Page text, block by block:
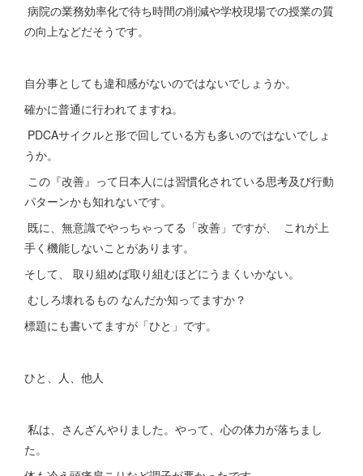
病院の業務効率化で待ち時間の削減や学校現場での授業の質
の向上などだそうです。
自分事としても違和感がないのではないでしょうか。
確かに普通に行われてますね。
PDCAサイクルと形で回している方も多いのではないでしょ
うか。
この『改善』って日本人には習慣化されている思考及び行動
パターンかも知れないです。
既に、無意識でやっちゃってる「改善」ですが、 これが上
手く機能しないことがあります。
そして、 取り組めば取り組むほどにうまくいかない。
むしろ壊れるもの なんだか知ってますか？
標題にも書いてますが「ひと」です。
ひと、人、他人
私は、さんざんやりました。やって、心の体力が落ちまし
た。